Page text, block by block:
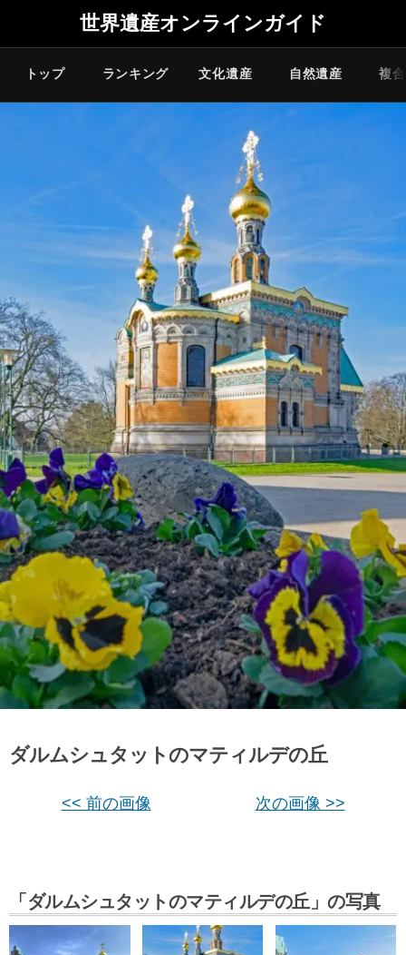
世界遺産オンラインガイド
トップ ランキング 文化遺産 自然遺産 複
ダルムシュタットのマティルデの丘
<< 前の画像 次の画像 >>
「ダルムシュタットのマティルデの丘」の写真